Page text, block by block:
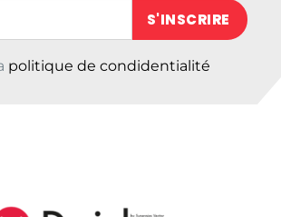
messagerie (obligatoire)
politique de condidentialité